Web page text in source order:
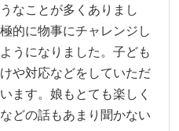
なことが多くありまし
的に物事にチャレンジし
うになりました。子ども
や対応などをしていただ
ます。娘もとても楽しく
どの話もあまり聞かない